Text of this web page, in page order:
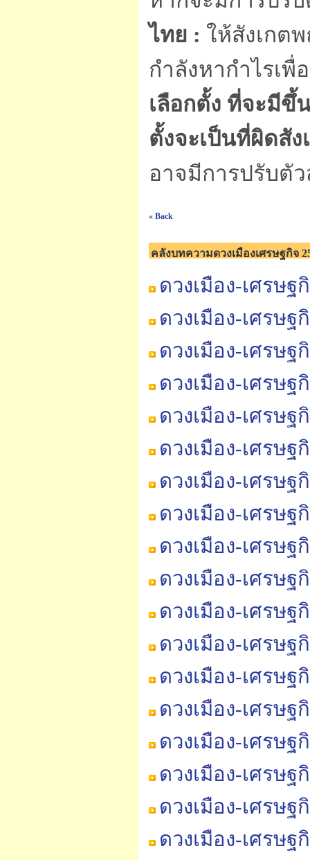
ไทย : ให้สังเกต
กำลังหากำไรเ
เลือกตั้ง ที่จะมีขึ้
ตั้งจะเป็นที่ผิดสัง
อาจมีการปรับตั
« Back
คลังบทความดวงเมืองเศรษฐกิจ
ดวงเมือง-เศรษฐ
ดวงเมือง-เศรษฐ
ดวงเมือง-เศรษฐ
ดวงเมือง-เศรษ
ดวงเมือง-เศรษ
ดวงเมือง-เศรษ
ดวงเมือง-เศรษ
ดวงเมือง-เศรษ
ดวงเมือง-เศรษ
ดวงเมือง-เศรษ
ดวงเมือง-เศรษ
ดวงเมือง-เศรษ
ดวงเมือง-เศรษ
ดวงเมือง-เศรษ
ดวงเมือง-เศรษ
ดวงเมือง-เศรษ
ดวงเมือง-เศรษ
ดวงเมือง-เศรษ